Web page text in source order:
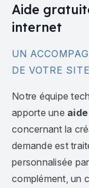
Aide
internet
UN
DE VOTRE
Notre équipe
apporte une
concernant la
demande est
personnalisée
complément, un